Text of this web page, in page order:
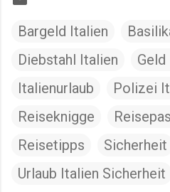
Bargeld Italien
Diebstahl Italien
Geld
Italienurlaub
Polizei
Reiseknigge
Reisetipps
Sicherheit
Urlaub Italien Sicherheit